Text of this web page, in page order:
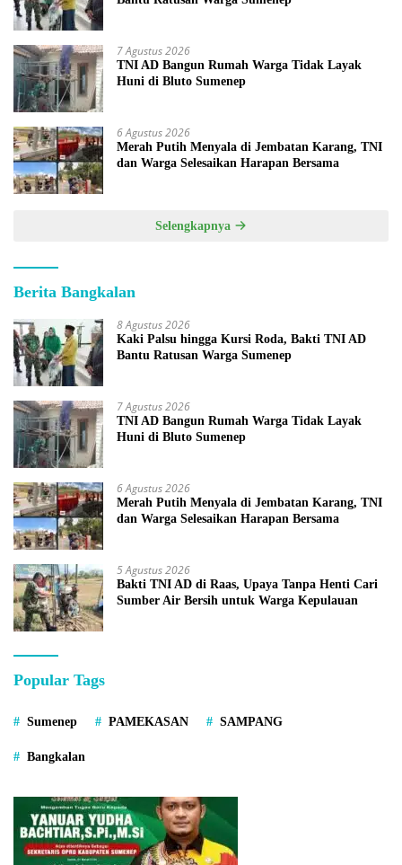
7 Agustus 2026
TNI AD Bangun Rumah Warga Tidak Layak
Huni di Bluto Sumenep
6 Agustus 2026
Merah Putih Menyala di Jembatan Karang, TNI
dan Warga Selesaikan Harapan Bersama
Selengkapnya
Berita Bangkalan
8 Agustus 2026
Kaki Palsu hingga Kursi Roda, Bakti TNI AD
Bantu Ratusan Warga Sumenep
7 Agustus 2026
TNI AD Bangun Rumah Warga Tidak Layak
Huni di Bluto Sumenep
6 Agustus 2026
Merah Putih Menyala di Jembatan Karang, TNI
dan Warga Selesaikan Harapan Bersama
5 Agustus 2026
Bakti TNI AD di Raas, Upaya Tanpa Henti Cari
Sumber Air Bersih untuk Warga Kepulauan
Popular Tags
Sumenep PAMEKASAN SAMPANG
Bangkalan